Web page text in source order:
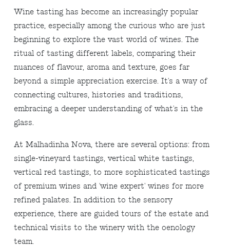
Wine tasting has become an increasingly popular
practice, especially among the curious who are just
beginning to explore the vast world of wines. The
ritual of tasting different labels, comparing their
nuances of flavour, aroma and texture, goes far
beyond a simple appreciation exercise. It's a way of
connecting cultures, histories and traditions,
embracing a deeper understanding of what's in the
glass.
At Malhadinha Nova, there are several options: from
single-vineyard tastings, vertical white tastings,
vertical red tastings, to more sophisticated tastings
of premium wines and 'wine expert' wines for more
refined palates. In addition to the sensory
experience, there are guided tours of the estate and
technical visits to the winery with the oenology
team.